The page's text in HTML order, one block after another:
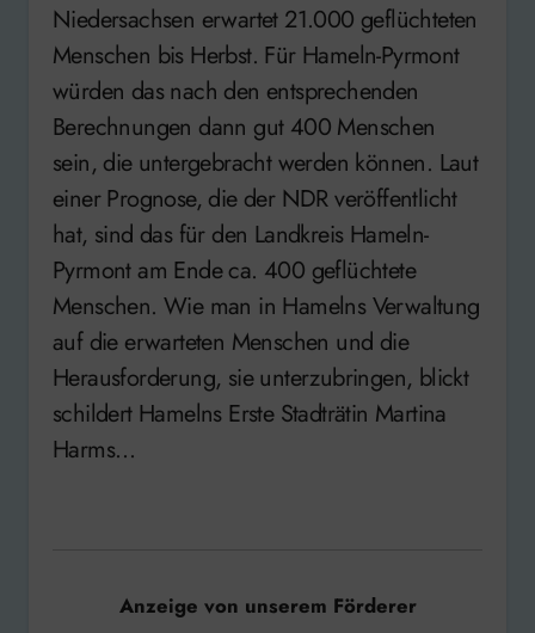
Niedersachsen erwartet 21.000 geflüchteten
Menschen bis Herbst. Für Hameln-Pyrmont
würden das nach den entsprechenden
Berechnungen dann gut 400 Menschen
sein, die untergebracht werden können. Laut
einer Prognose, die der NDR veröffentlicht
hat, sind das für den Landkreis Hameln-
Pyrmont am Ende ca. 400 geflüchtete
Menschen. Wie man in Hamelns Verwaltung
auf die erwarteten Menschen und die
Herausforderung, sie unterzubringen, blickt
schildert Hamelns Erste Stadträtin Martina
Harms…
Anzeige von unserem Förderer